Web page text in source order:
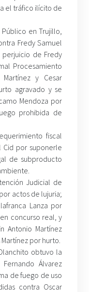
el tráfico ilícito de
en Trujillo,
Fredy Samuel
de Fredy
Procesamiento
y Cesar
agravado y se
Mendoza por
prohibida de
fiscal
Cid por suponerle
de subproducto
Judicial de
actos de lujuria;
Lanza por
concurso real, y
Antonio Martínez
por hurto.
obtuvo la
Álvarez
de fuego de uso
contra Oscar